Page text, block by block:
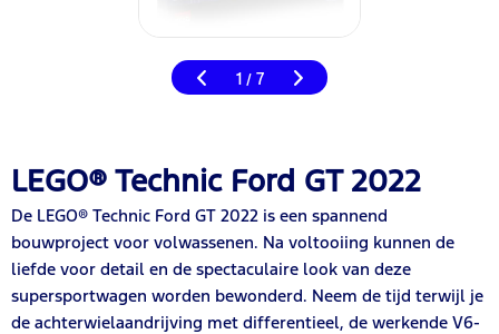
1 / 7
LEGO® Technic Ford GT 2022
De LEGO® Technic Ford GT 2022 is een spannend
bouwproject voor volwassenen. Na voltooiing kunnen de
liefde voor detail en de spectaculaire look van deze
supersportwagen worden bewonderd. Neem de tijd terwijl je
de achterwielaandrijving met differentieel, de werkende V6-